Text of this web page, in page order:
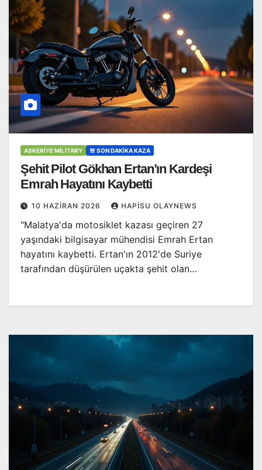
ASKERIYE MILITARY 🚨 SON DAKİKA KAZA
Şehit Pilot Gökhan Ertan’ın Kardeşi
Emrah Hayatını Kaybetti
10 HAZIRAN 2026 HAPISU OLAYNEWS
"Malatya'da motosiklet kazası geçiren 27
yaşındaki bilgisayar mühendisi Emrah Ertan
hayatını kaybetti. Ertan'ın 2012'de Suriye
tarafından düşürülen uçakta şehit olan…